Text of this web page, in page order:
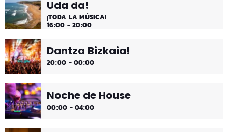
¡Disfruta!
Uda da!
¡TODA LA MÚSICA!
16:00 - 20:00
Dantza Bizkaia!
20:00 - 00:00
Noche de House
00:00 - 04:00